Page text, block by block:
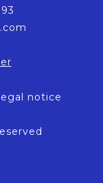
notice